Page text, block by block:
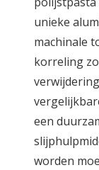
unieke
machinale
korreling
een
worden